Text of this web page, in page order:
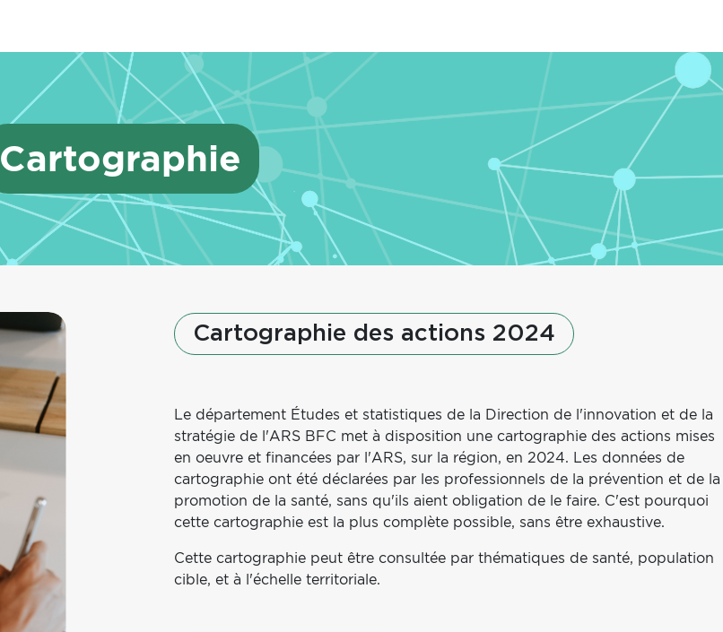
Cartographie
Cartographie des actions 2024
Le département Études et statistiques de la Direction de l'innovation et de la
stratégie de l'ARS BFC met à disposition une cartographie des actions mises
en oeuvre et financées par l'ARS, sur la région, en 2024. Les données de
cartographie ont été déclarées par les professionnels de la prévention et de la
promotion de la santé, sans qu'ils aient obligation de le faire. C'est pourquoi
cette cartographie est la plus complète possible, sans être exhaustive.
Cette cartographie peut être consultée par thématiques de santé, population
cible, et à l'échelle territoriale.